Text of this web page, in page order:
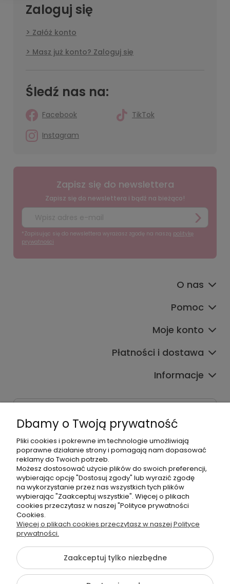
Zaloguj się
Załóż konto
Masz już konto? Zaloguj się
Śledź nas na:
Facebook
TikTok
Instagram
Zapisz się do newslettera
Zapisz się do newslettera i bądź na bieżąco!
*Zapisując się do newslettera wyrażasz zgodę na naszą politykę
prywatności
O nas
Pomoc
Moje konto
Płatności i dostawa
Informacje
Godziny czynnej infolinii
Pon.-Pt. 9:00-17:00
Telefon:
+48500660700
E-mail:
biuro@hurtowniahellonails.pl
©2026 Wszelkie Prawa Zastrzeżone | Hurtownia HelloNails
Szablon Flex byEcommercy
Dbamy o Twoją prywatność
Pliki cookies i pokrewne im technologie umożliwiają
poprawne działanie strony i pomagają nam dopasować
reklamy do Twoich potrzeb.
Możesz dostosować użycie plików do swoich preferencji,
wybierając opcję "Dostosuj zgody" lub wyrazić zgodę
na wykorzystanie przez nas wszystkich tych plików
wybierając "Zaakceptuj wszystkie". Więcej o plikach
cookies przeczytasz w naszej "Polityce prywatności
Cookies.
Więcej o plikach cookies przeczytasz w naszej Polityce
prywatności.
Zaakceptuj tylko niezbędne